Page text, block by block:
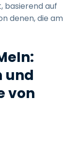
basierend auf
denen, die am
und
von